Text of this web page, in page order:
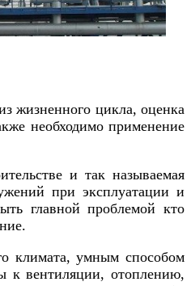
жизненного цикла, оценка
необходимо применение
и так называемая
при эксплуатации и
главной проблемой кто
климата, умным способом
к вентиляции, отоплению,